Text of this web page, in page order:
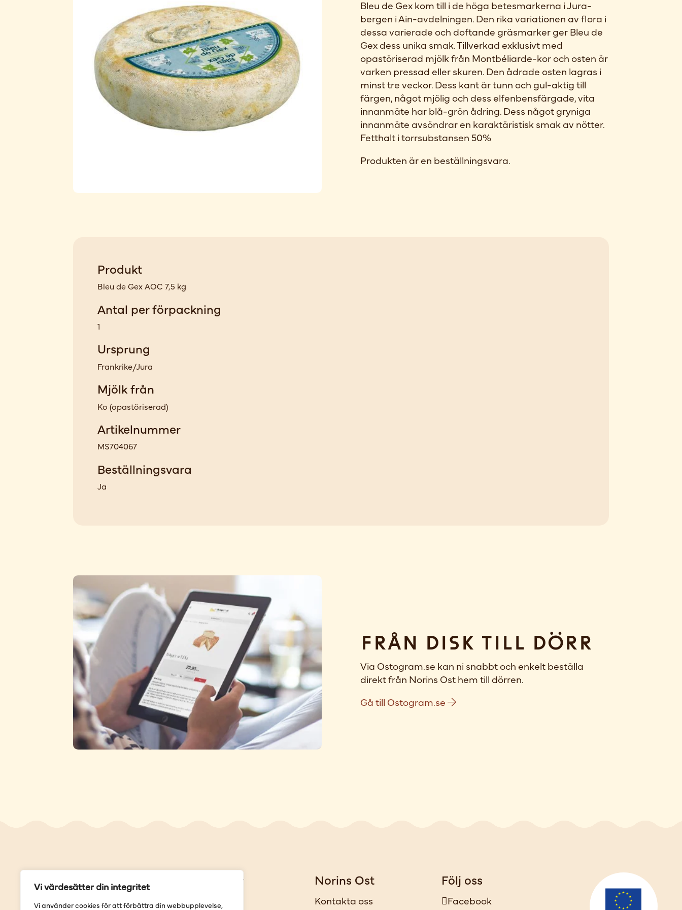
Vi värdesätter din integritet
Vi använder cookies för att förbättra din webbupplevelse,
Bleu de Gex kom till i de höga betesmarkerna i Jura-
bergen i Ain-avdelningen. Den rika variationen av flora i
dessa varierade och doftande gräsmarker ger Bleu de
Gex dess unika smak. Tillverkad exklusivt med
opastöriserad mjölk från Montbéliarde-kor och osten är
varken pressad eller skuren. Den ådrade osten lagras i
minst tre veckor. Dess kant är tunn och gul-aktig till
färgen, något mjölig och dess elfenbensfärgade, vita
innanmäte har blå-grön ådring. Dess något gryniga
innanmäte avsöndrar en karaktäristisk smak av nötter.
Fetthalt i torrsubstansen 50%
Produkten är en beställningsvara.
Produkt
Bleu de Gex AOC 7,5 kg
Antal per förpackning
1
Ursprung
Frankrike/Jura
Mjölk från
Ko (opastöriserad)
Artikelnummer
MS704067
Beställningsvara
Ja
Från disk till dörr
Via Ostogram.se kan ni snabbt och enkelt beställa
direkt från Norins Ost hem till dörren.
Gå till Ostogram.se
Genvägar
Våra butiker
Norins Ost
Kontakta oss
Följ oss
Facebook